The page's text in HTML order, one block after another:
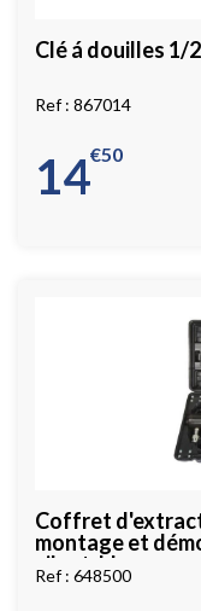
Clé á douilles 1/
867014
14 50
€
Coffret
montage et
silent-blocs
648500